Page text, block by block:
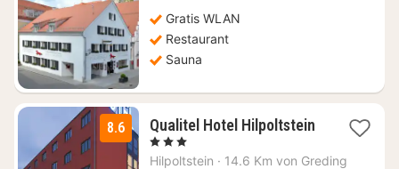
145,51
€
Gratis WLAN
Restaurant
Sauna
8.6
Qualitel Hotel Hilpoltstein
1
Nacht
, 3 Sterne
Hilpoltstein · 14.6 Km von Greding